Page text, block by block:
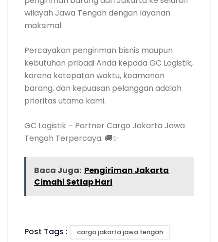
wilayah Jawa Tengah dengan layanan
maksimal.
Percayakan pengiriman bisnis maupun
kebutuhan pribadi Anda kepada GC Logistik,
karena ketepatan waktu, keamanan
barang, dan kepuasan pelanggan adalah
prioritas utama kami.
GC Logistik – Partner Cargo Jakarta Jawa
Tengah Terpercaya. 🚚✨
Baca Juga: Pengiriman Jakarta
Cimahi Setiap Hari
Post Tags : cargo jakarta jawa tengah